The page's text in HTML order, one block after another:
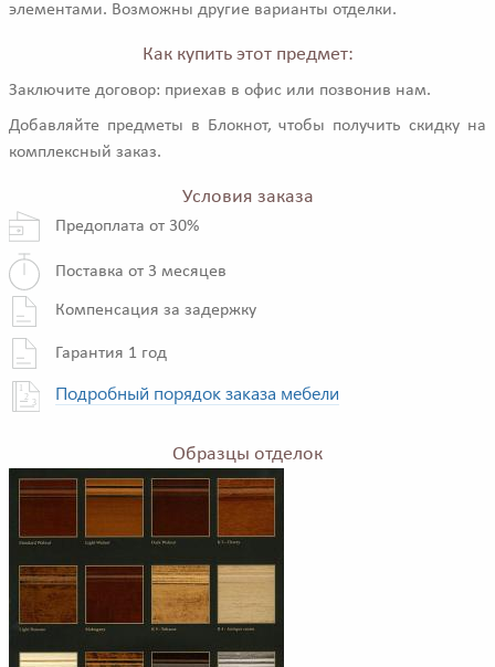
элементами. Возможны другие варианты отделки.
Как купить этот предмет:
Заключите договор: приехав в офис или позвонив нам.
Добавляйте предметы в Блокнот, чтобы получить скидку на
комплексный заказ.
Условия заказа
Предоплата от 30%
Поставка от 3 месяцев
Компенсация за задержку
Гарантия 1 год
Подробный порядок заказа мебели
Образцы отделок